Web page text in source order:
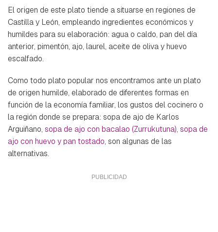
El origen de este plato tiende a situarse en regiones de
Castilla y León, empleando ingredientes económicos y
humildes para su elaboración: agua o caldo, pan del día
anterior, pimentón, ajo, laurel, aceite de oliva y huevo
escalfado.
Como todo plato popular nos encontramos ante un plato
de origen humilde, elaborado de diferentes formas en
función de la economía familiar, los gustos del cocinero o
la región donde se prepara: sopa de ajo de Karlos
Arguiñano, sopa de ajo con bacalao (Zurrukutuna), sopa de
ajo con huevo y pan tostado, son algunas de las
alternativas.